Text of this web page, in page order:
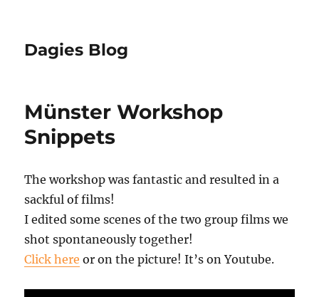
Dagies Blog
Münster Workshop
Snippets
The workshop was fantastic and resulted in a
sackful of films!
I edited some scenes of the two group films we
shot spontaneously together!
Click here or on the picture! It’s on Youtube.